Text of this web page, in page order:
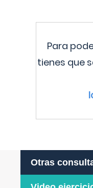
Para
tienes que
Otras